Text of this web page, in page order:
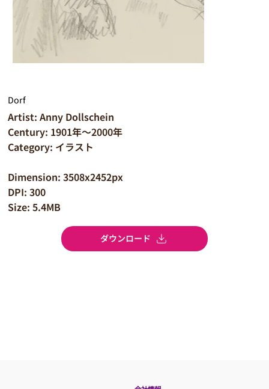
Dorf
Artist: Anny Dollschein
Century: 1901年～2000年
Category: イラスト
Dimension: 3508x2452px
DPI: 300
Size: 5.4MB
ダウンロード